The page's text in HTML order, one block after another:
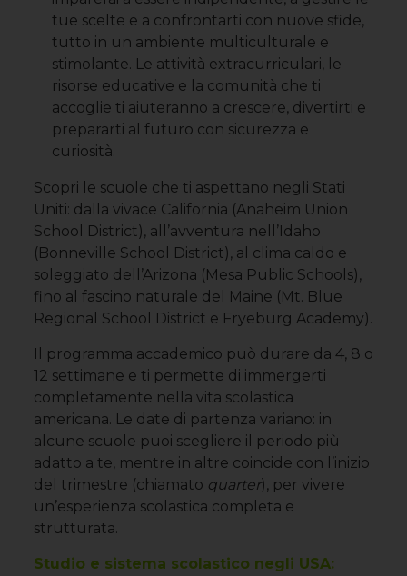
tue scelte e a confrontarti con nuove sfide,
tutto in un ambiente multiculturale e
stimolante. Le attività extracurriculari, le
risorse educative e la comunità che ti
accoglie ti aiuteranno a crescere, divertirti e
prepararti al futuro con sicurezza e
curiosità.
Scopri le scuole che ti aspettano negli Stati
Uniti: dalla vivace California (Anaheim Union
School District), all’avventura nell’Idaho
(Bonneville School District), al clima caldo e
soleggiato dell’Arizona (Mesa Public Schools),
fino al fascino naturale del Maine (Mt. Blue
Regional School District e Fryeburg Academy).
Il programma accademico può durare da 4, 8 o
12 settimane e ti permette di immergerti
completamente nella vita scolastica
americana. Le date di partenza variano: in
alcune scuole puoi scegliere il periodo più
adatto a te, mentre in altre coincide con l’inizio
del trimestre (chiamato quarter), per vivere
un’esperienza scolastica completa e
strutturata.
Studio e sistema scolastico negli USA: